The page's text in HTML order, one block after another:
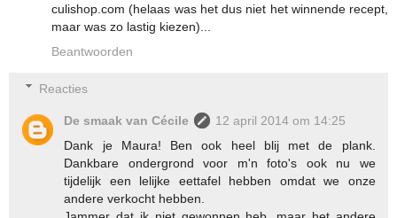
culishop.com (helaas was het dus niet het winnende recept,
maar was zo lastig kiezen)...
Beantwoorden
Reacties
De smaak van Cécile
12 april 2014 om 14:25
Dank je Maura! Ben ook heel blij met de plank.
Dankbare ondergrond voor m'n foto's ook nu we
tijdelijk een lelijke eettafel hebben omdat we onze
andere verkocht hebben.